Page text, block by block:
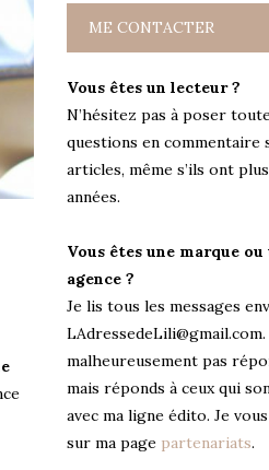
ME CONTACTER
Vous êtes un lecteur ?
N’hésitez pas à poser
questions en commentaire
articles, même s’ils ont
années.
Vous êtes une marque ou
agence ?
Je lis tous les messages
LAdressedeLili@gmail.com.
malheureusement pas
mais réponds à ceux qui
avec ma ligne édito. Je
sur ma page partenariats.